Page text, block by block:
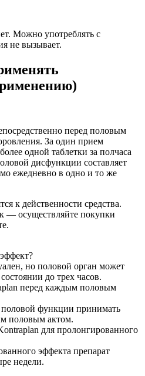
Можно употреблять с
не вызывает.
перед половым
За один прием
одной таблетки за полчаса
дисфункции составляет
ежедневно в одно и то же
к действенности средства.
— осуществляйте покупки
но половой орган может
до трех часов.
перед каждым половым
функции принимать
половым актом.
для пролонгированного
эффекта препарат
недели.